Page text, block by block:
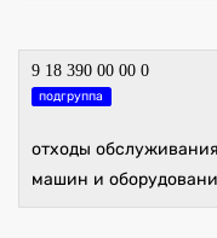
9 18 390 00 00 0
подгруппа
отходы
машин и